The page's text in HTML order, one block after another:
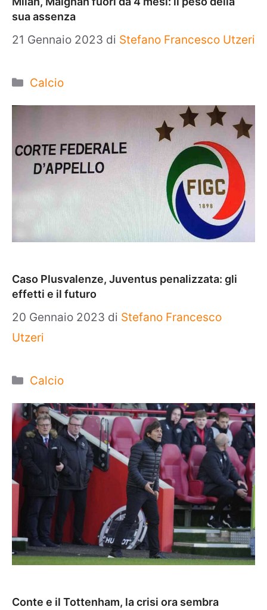
sua assenza
21 Gennaio 2023 di Stefano Francesco Utzeri
Categorie
Calcio
Caso Plusvalenze, Juventus penalizzata: gli
effetti e il futuro
20 Gennaio 2023 di Stefano Francesco
Utzeri
Categorie
Calcio
Conte e il Tottenham, la crisi ora sembra